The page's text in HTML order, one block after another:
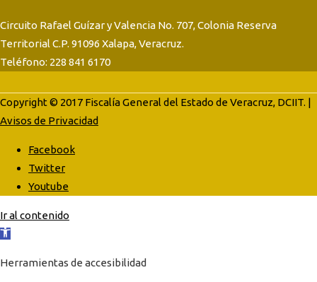
Circuito Rafael Guízar y Valencia No. 707, Colonia Reserva
Territorial C.P. 91096 Xalapa, Veracruz.
Teléfono: 228 841 6170
Copyright © 2017 Fiscalía General del Estado de Veracruz, DCIIT. |
Avisos de Privacidad
Facebook
Twitter
Youtube
Ir al contenido
Abrir
de
Herramientas de accesibilidad